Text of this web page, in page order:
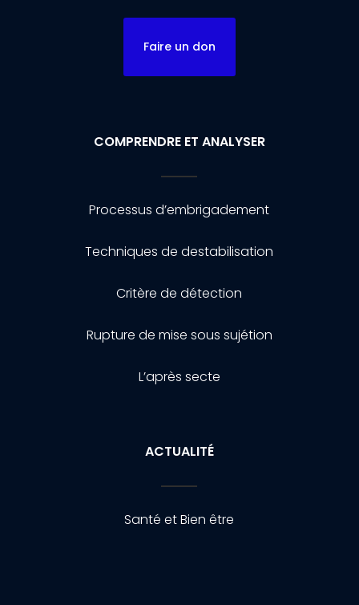
Faire un don
COMPRENDRE ET ANALYSER
Processus d’embrigadement
Techniques de destabilisation
Critère de détection
Rupture de mise sous sujétion
L’après secte
ACTUALITÉ
Santé et Bien être